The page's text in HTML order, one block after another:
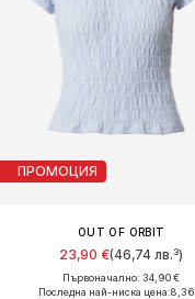
ПРОМОЦИЯ
OUT OF ORBIT
23,90 €(46,74 лв.³)
Първоначално: 34,90 €
Последна най-ниска цена: